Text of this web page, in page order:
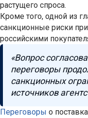
растущего спроса.
Кроме того, одной из
санкционные риски
российскими
«Вопрос
переговоры
санкционных
источников
Переговоры о